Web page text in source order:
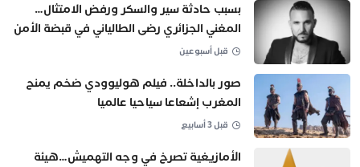
بسبب حادثة سير والسكر ورفض الامتثال…
المغني الجزائري رضى الطالياني في قبضة الأمن
بالمحمدية
قبل أسبوعين
صور بالداخلة.. فيلم هوليوودي ضخم يمنح
المغرب إشعاعا سياحيا عالميا
قبل 3 أسابيع
الأمازيغية تصرخ في وجه التهميش…هيئة